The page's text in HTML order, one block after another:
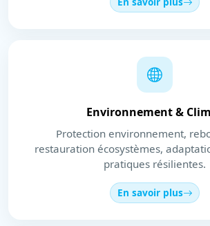
Environnement &
Protection environnement,
restauration écosystèmes,
pratiques résilientes.
En savoir plus